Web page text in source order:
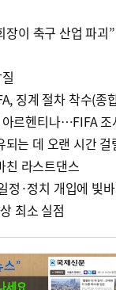
장이 축구 산업 파괴”
징계 절차 착수(종
르헨티나…FIFA 조
는 데 오랜 시간 걸
라스트댄스
정·정치 개입에 빛
최소 실점